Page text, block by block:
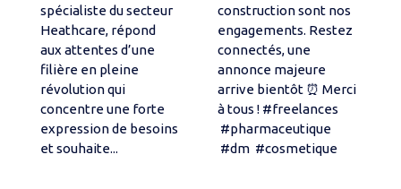
spécialiste du secteur
Heathcare, répond
aux attentes d’une
filière en pleine
révolution qui
concentre une forte
expression de besoins
et souhaite...
construction sont nos
engagements. Restez
connectés, une
annonce majeure
arrive bientôt ⏰ Merci
à tous ! #freelances
#pharmaceutique
#dm #cosmetique